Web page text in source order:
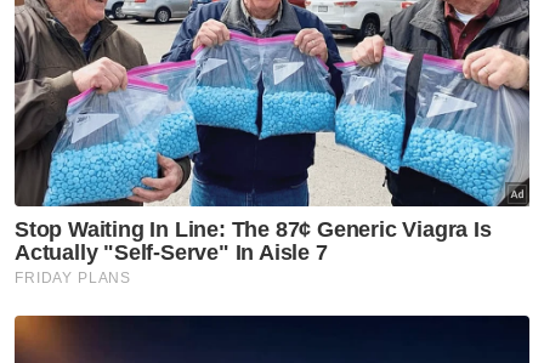
alternatif di luar Lembah Kelang jika
diperlukan kelak.
"Aspek perancangan sumber manusia diberi
perhatian khusus terutama berkaitan fungsi
kerja kritikal dan peneraju setiap bidang
perkhidmatan penting.
"Langkah-langkah tambahan daripada PKP
adalah untuk memperkenalkan skim
pembayaran ganti rugi yang diharap
membantu kakitangan mengambil